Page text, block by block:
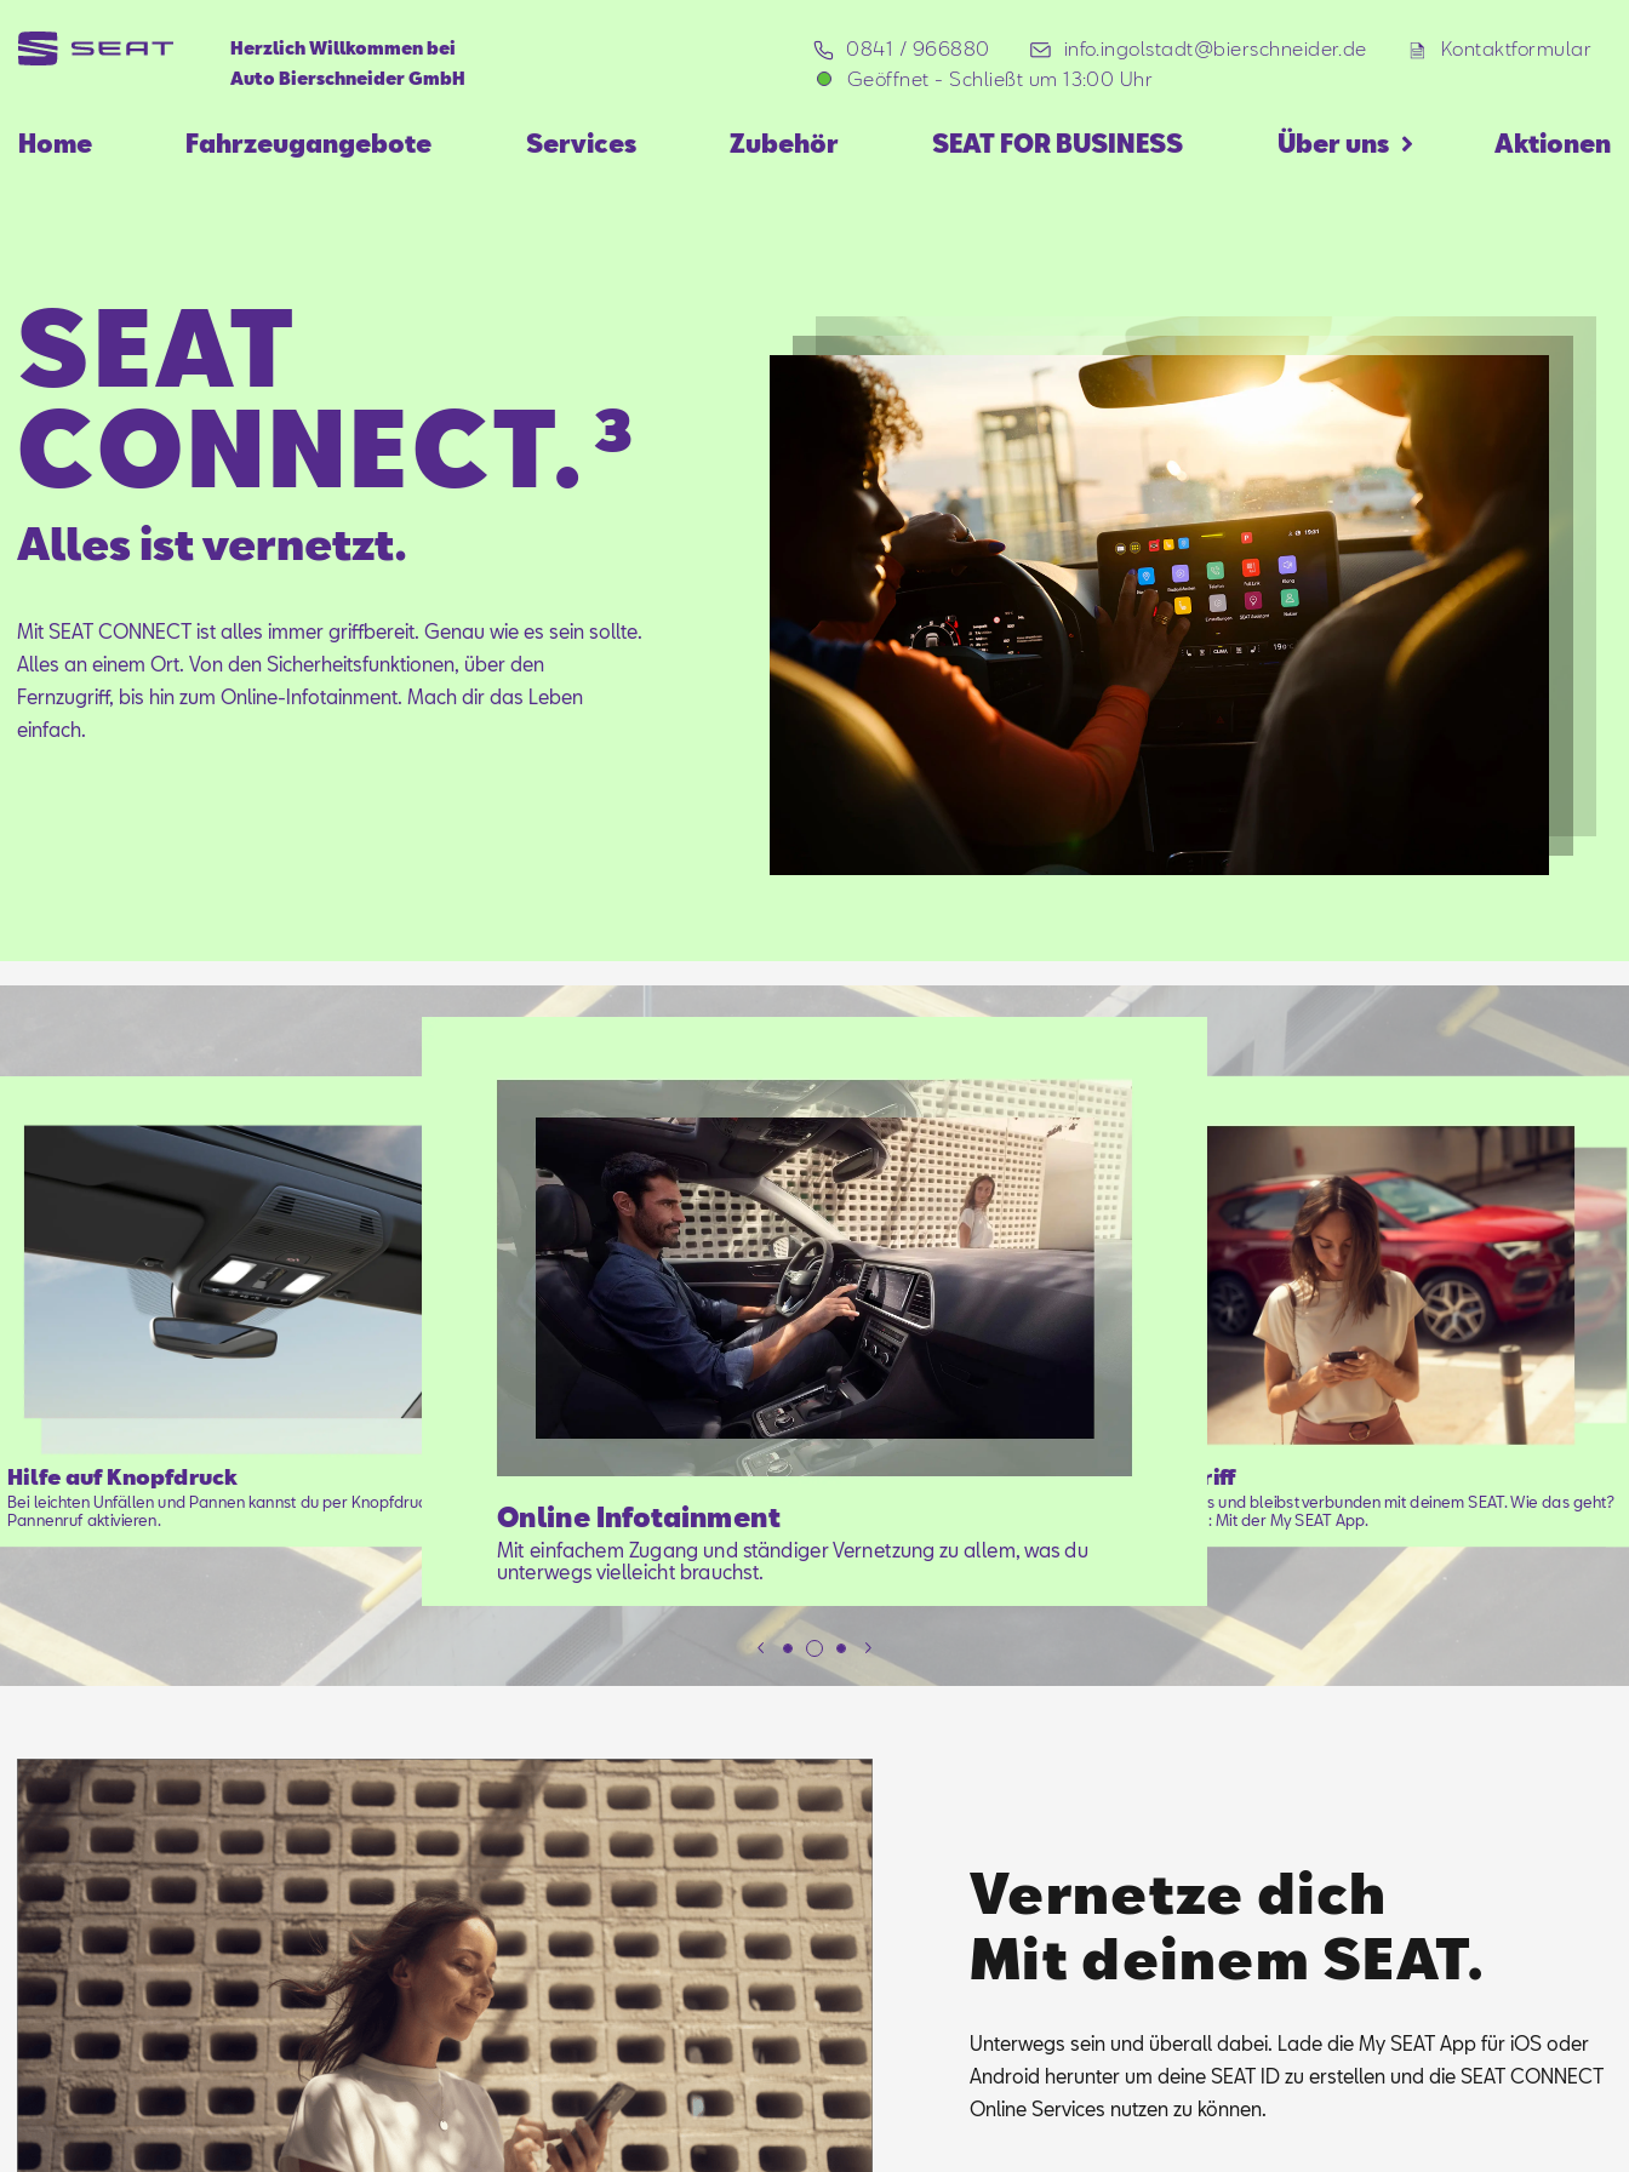
Herzlich Willkommen bei
Auto Bierschneider GmbH
0841 / 966880 info.ingolstadt@bierschneider.de
Kontaktformular
Geöffnet - Schließt um 13:00 Uhr
Home Fahrzeugangebote Services Zubehör SEAT FOR BUSINESS Über uns Aktionen
SEAT
CONNECT.³
Alles ist vernetzt.
Mit SEAT CON­NECT ist al­les im­mer griff­be­reit. Ge­nau wie es sein soll­te.
Al­les an ei­nem Ort. Von den Si­cher­heits­funk­tio­nen, über den
Fern­zu­griff, bis hin zum On­line-In­fo­tain­ment. Mach dir das Le­ben
ein­fach.
Hilfe auf Knopfdruck
Bei leichten Unfällen und Pannen kannst du per Knopfdruck den
Pannenruf aktivieren. Online Infotainment
Mit einfachem Zugang und ständiger Vernetzung zu allem, was du
unterwegs vielleicht brauchst.
Fernzugriff
Du steigst aus und bleibst verbunden mit deinem SEAT. Wie das geht?
Ganz einfach: Mit der My SEAT App.
Vernetze dich
Mit deinem SEAT.
Un­ter­wegs sein und über­all da­bei. Lade die My SEAT App für iOS oder
An­dro­id her­un­ter um dei­ne SEAT ID zu er­stel­len und die SEAT CON­NECT
On­line Ser­vices nut­zen zu kön­nen.